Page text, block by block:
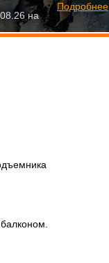
Подробнее
на